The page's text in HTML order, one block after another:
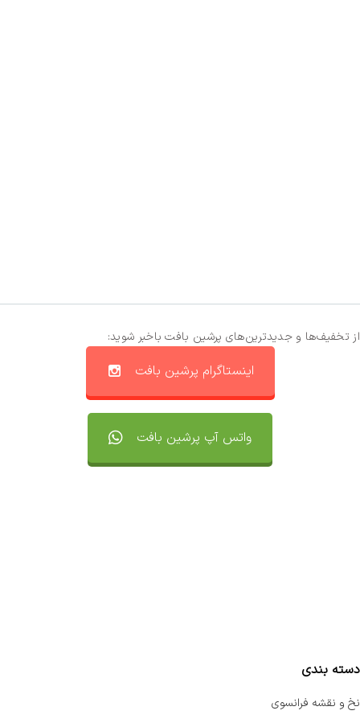
از تخفیف‌ها و جدیدترین‌های پرشین بافت باخبر شوید:
اینستاگرام پرشین بافت
واتس آپ پرشین بافت
دسته بندی
نخ و نقشه فرانسوی